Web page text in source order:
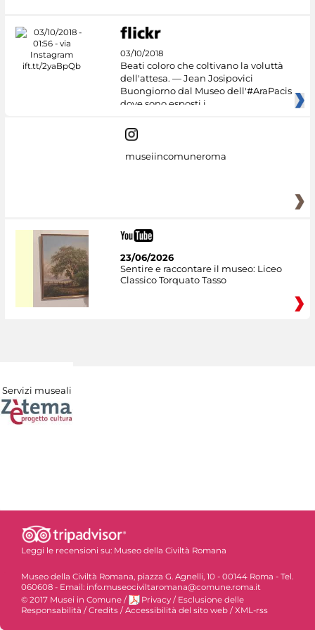
03/10/2018
Beati coloro che coltivano la voluttà
dell'attesa. — Jean Josipovici
Buongiorno dal Museo dell'#AraPacis
dove sono esposti i
museiincomuneroma
23/06/2026
Sentire e raccontare il museo: Liceo
Classico Torquato Tasso
Servizi museali
Leggi le recensioni su: Museo della Civiltà Romana
Museo della Civiltà Romana, piazza G. Agnelli, 10 - 00144 Roma - Tel.
060608 - Email: info.museociviltaromana@comune.roma.it
© 2017 Musei in Comune / Privacy / Esclusione delle
Responsabilità / Credits / Accessibilità del sito web / XML-rss